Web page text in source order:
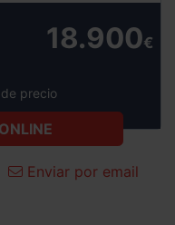
18.900€
precio
Enviar por email